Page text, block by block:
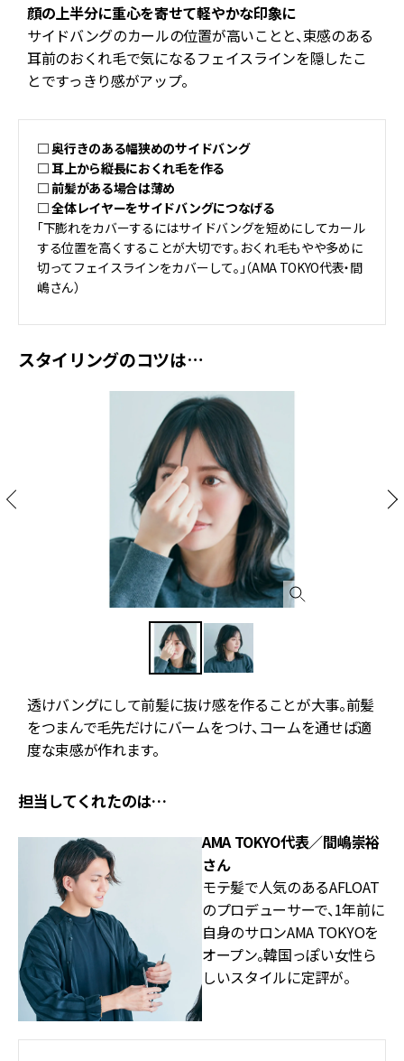
顔の上半分に重心を寄せて軽やかな印象に
サイドバングのカールの位置が高いことと、束感のある
耳前のおくれ毛で気になるフェイスラインを隠したこ
とですっきり感がアップ。
□ 奥行きのある幅狭めのサイドバング
□ 耳上から縦長におくれ毛を作る
□ 前髪がある場合は薄め
□ 全体レイヤーをサイドバングにつなげる
「下膨れをカバーするにはサイドバングを短めにしてカール
する位置を高くすることが大切です。おくれ毛もやや多めに
切ってフェイスラインをカバーして。」（AMA TOKYO代表・間
嶋さん）
スタイリングのコツは…
透けバングにして前髪に抜け感を作ることが大事。前髪
をつまんで毛先だけにバームをつけ、コームを通せば適
度な束感が作れます。
担当してくれたのは…
AMA TOKYO代表／間嶋崇裕
さん
モテ髪で人気のあるAFLOAT
のプロデューサーで、1年前に
自身のサロンAMA TOKYOを
オープン。韓国っぽい女性ら
しいスタイルに定評が。